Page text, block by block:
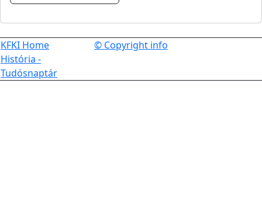
KFKI Home
História -
Tudósnaptár
© Copyright info